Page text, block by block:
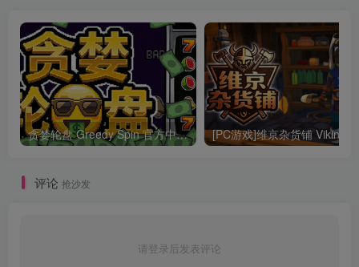
贪婪轮盘 Greedy Spin 官方中文Build.24493828
评论 抢沙发
请登录后发表评论